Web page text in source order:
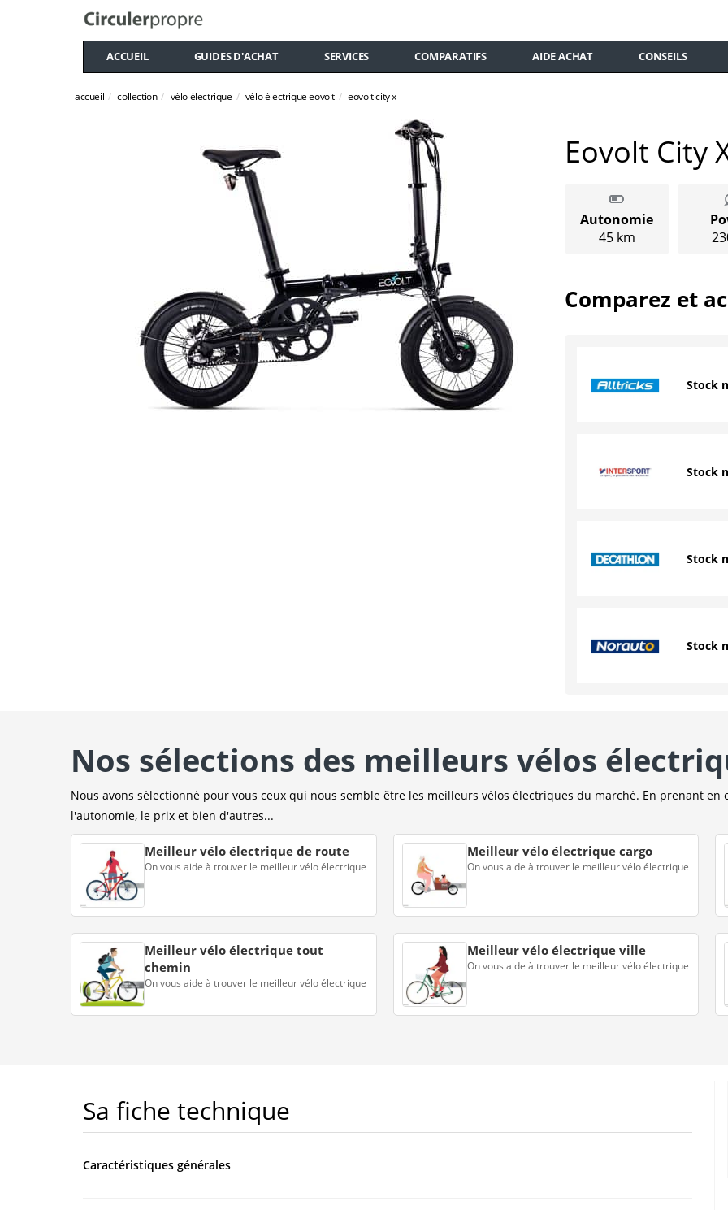
ACCUEIL GUIDES D'ACHAT SERVICES COMPARATIFS AIDE ACHAT CONSEILS
accueil collection vélo électrique vélo électrique eovolt eovolt city x
Eovolt City
Autonomie
45 km
Comparez et
Stock
Stock
Stock
Stock
Nos sélections des meilleurs vélos
Nous avons sélectionné pour vous ceux qui nous semble être les meilleurs vélos électriques du marché. En prenant
l'autonomie, le prix et bien d'autres...
Meilleur vélo électrique de route
On vous aide à trouver le meilleur vélo électrique
Meilleur vélo électrique cargo
On vous aide à trouver le meilleur vélo électrique
Meilleur vélo électrique tout
chemin
On vous aide à trouver le meilleur vélo électrique
Meilleur vélo électrique ville
On vous aide à trouver le meilleur vélo électrique
Sa fiche technique
Caractéristiques générales